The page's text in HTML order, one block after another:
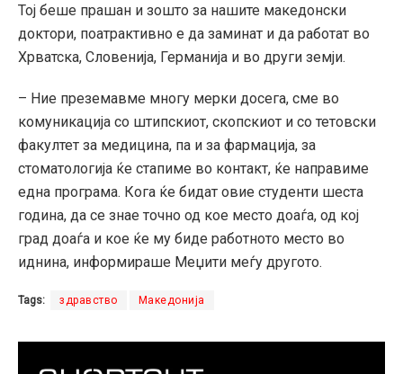
Тој беше прашан и зошто за нашите македонски
доктори, поатрактивно е да заминат и да работат во
Хрватска, Словенија, Германија и во други земји.
– Ние преземавме многу мерки досега, сме во
комуникација со штипскиот, скопскиот и со тетовски
факултет за медицина, па и за фармација, за
стоматологија ќе стапиме во контакт, ќе направиме
една програма. Кога ќе бидат овие студенти шеста
година, да се знае точно од кое место доаѓа, од кој
град доаѓа и кое ќе му биде работното место во
иднина, информираше Меџити меѓу другото.
Tags: здравство Македонија